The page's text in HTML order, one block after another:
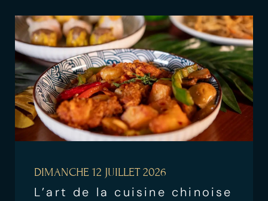
DIMANCHE 12 JUILLET 2026
L’art de la cuisine chinoise